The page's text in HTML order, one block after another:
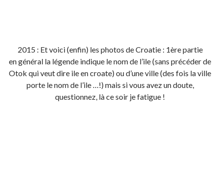
2015 : Et voici (enfin) les photos de Croatie : 1ère partie
en général la légende indique le nom de l’ile (sans précéder de
Otok qui veut dire ile en croate) ou d’une ville (des fois la ville
porte le nom de l’ile …!) mais si vous avez un doute,
questionnez, là ce soir je fatigue !